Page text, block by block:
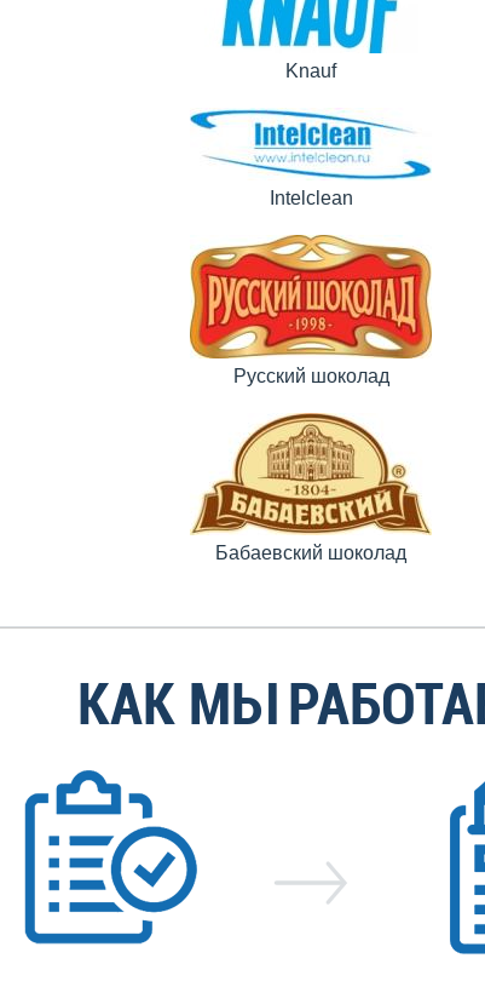
Knauf
Intelclean
Русский шоколад
Бабаевский шоколад
КАК МЫ